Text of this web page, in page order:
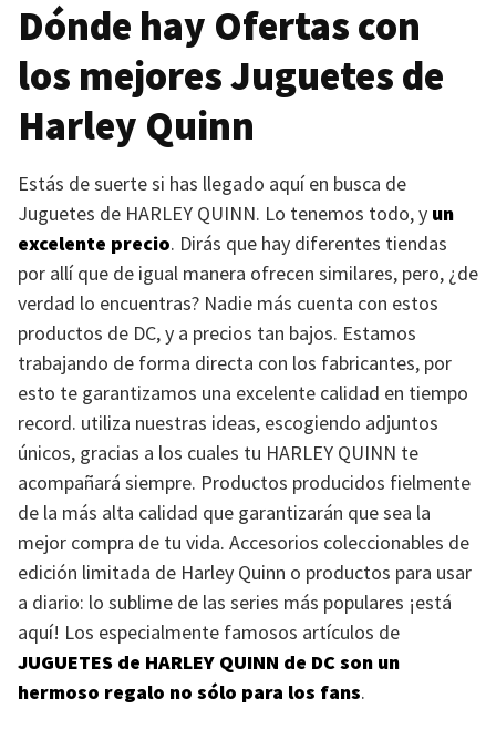
Dónde hay Ofertas con
los mejores Juguetes de
Harley Quinn
Estás de suerte si has llegado aquí en busca de
Juguetes de HARLEY QUINN. Lo tenemos todo, y un
excelente precio. Dirás que hay diferentes tiendas
por allí que de igual manera ofrecen similares, pero, ¿de
verdad lo encuentras? Nadie más cuenta con estos
productos de DC, y a precios tan bajos. Estamos
trabajando de forma directa con los fabricantes, por
esto te garantizamos una excelente calidad en tiempo
record. utiliza nuestras ideas, escogiendo adjuntos
únicos, gracias a los cuales tu HARLEY QUINN te
acompañará siempre. Productos producidos fielmente
de la más alta calidad que garantizarán que sea la
mejor compra de tu vida. Accesorios coleccionables de
edición limitada de Harley Quinn o productos para usar
a diario: lo sublime de las series más populares ¡está
aquí! Los especialmente famosos artículos de
JUGUETES de HARLEY QUINN de DC son un
hermoso regalo no sólo para los fans.